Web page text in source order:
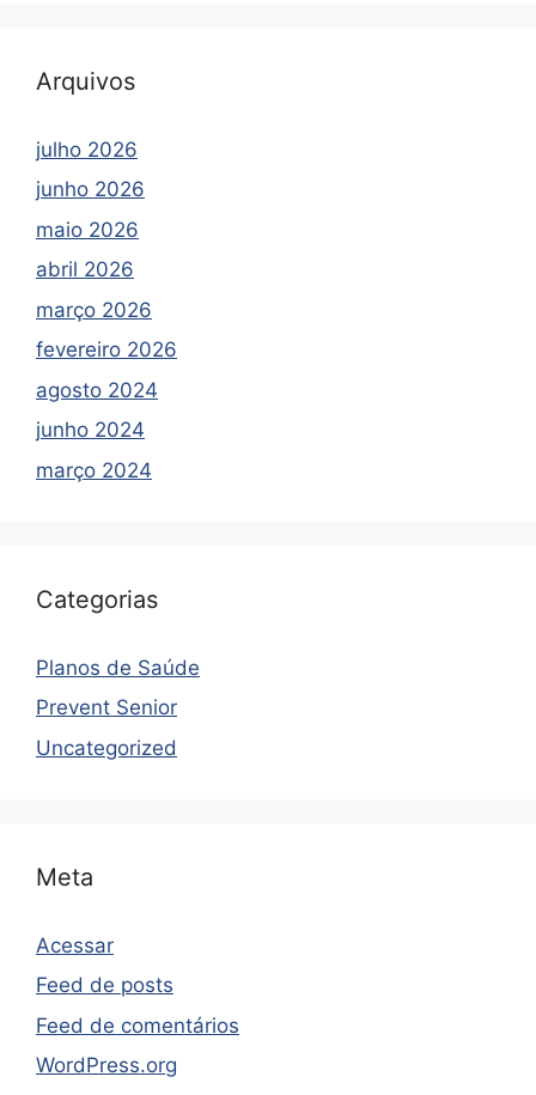
Arquivos
julho 2026
junho 2026
maio 2026
abril 2026
março 2026
fevereiro 2026
agosto 2024
junho 2024
março 2024
Categorias
Planos de Saúde
Prevent Senior
Uncategorized
Meta
Acessar
Feed de posts
Feed de comentários
WordPress.org